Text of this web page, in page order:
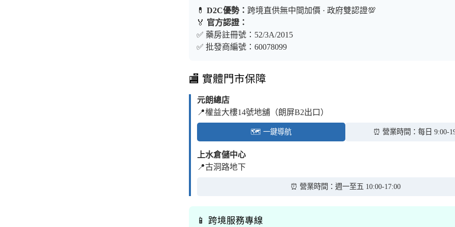
💊 D2C優勢： 跨境直供無中間加價 · 政府雙認證💯
🏅 官方認證：
✅ 藥房註冊號：52/3A/2015
✅ 批發商編號：60078099
🏬 實體門市保障
元朗總店
📍權益大樓14號地舖（朗屏B2出口）
🗺️ 一鍵導航 ⏰ 營業時間：每日 9:00-
上水倉儲中心
📍古洞路地下
⏰ 營業時間：週一至五 10:00-17:00
📱 跨境服務專線